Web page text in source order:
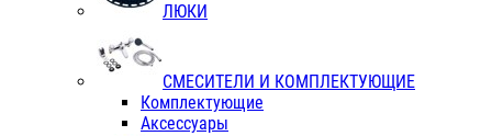
ЛЮКИ
СМЕСИТЕЛИ И КОМПЛЕКТУЮЩИЕ
Комплектующие
Аксессуары